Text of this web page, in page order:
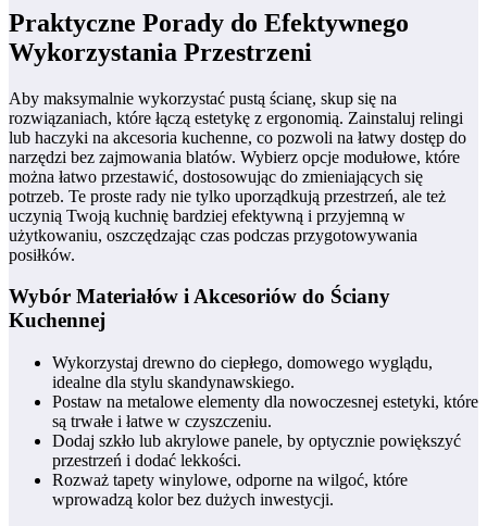
Praktyczne Porady do Efektywnego
Wykorzystania Przestrzeni
Aby maksymalnie wykorzystać pustą ścianę, skup się na
rozwiązaniach, które łączą estetykę z ergonomią. Zainstaluj relingi
lub haczyki na akcesoria kuchenne, co pozwoli na łatwy dostęp do
narzędzi bez zajmowania blatów. Wybierz opcje modułowe, które
można łatwo przestawić, dostosowując do zmieniających się
potrzeb. Te proste rady nie tylko uporządkują przestrzeń, ale też
uczynią Twoją kuchnię bardziej efektywną i przyjemną w
użytkowaniu, oszczędzając czas podczas przygotowywania
posiłków.
Wybór Materiałów i Akcesoriów do Ściany
Kuchennej
Wykorzystaj drewno do ciepłego, domowego wyglądu,
idealne dla stylu skandynawskiego.
Postaw na metalowe elementy dla nowoczesnej estetyki, które
są trwałe i łatwe w czyszczeniu.
Dodaj szkło lub akrylowe panele, by optycznie powiększyć
przestrzeń i dodać lekkości.
Rozważ tapety winylowe, odporne na wilgoć, które
wprowadzą kolor bez dużych inwestycji.